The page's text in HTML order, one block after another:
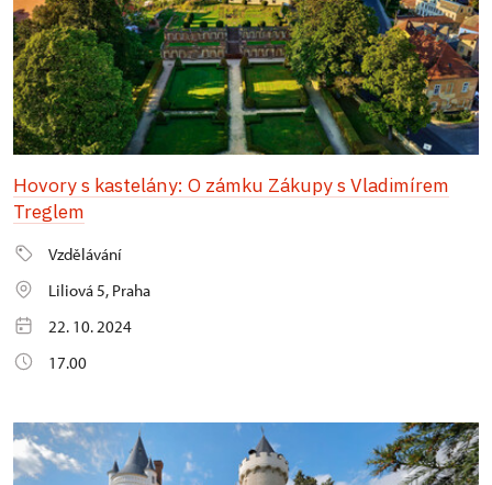
Hovory s kastelány: O zámku Zákupy s Vladimírem
Treglem
Vzdělávání
Liliová 5, Praha
22. 10. 2024
17.00